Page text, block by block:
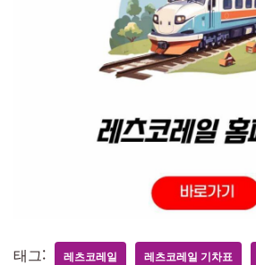
태그: 레츠코레일 레츠코레일 기차표